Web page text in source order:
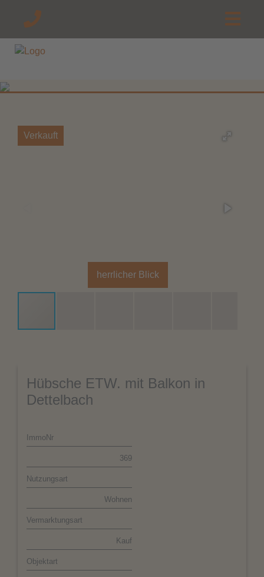
herrlicher Blick
Verkauft
Hübsche ETW. mit Balkon in
Dettelbach
ImmoNr
369
Nutzungsart
Wohnen
Vermarktungsart
Kauf
Objektart